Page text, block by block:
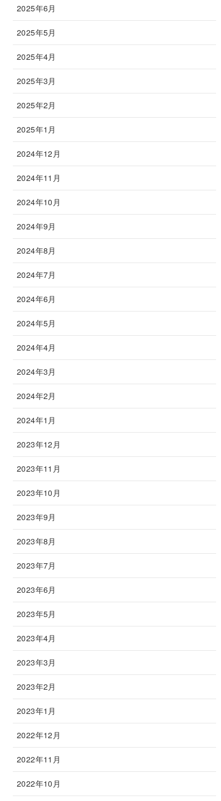
2025年6月
2025年5月
2025年4月
2025年3月
2025年2月
2025年1月
2024年12月
2024年11月
2024年10月
2024年9月
2024年8月
2024年7月
2024年6月
2024年5月
2024年4月
2024年3月
2024年2月
2024年1月
2023年12月
2023年11月
2023年10月
2023年9月
2023年8月
2023年7月
2023年6月
2023年5月
2023年4月
2023年3月
2023年2月
2023年1月
2022年12月
2022年11月
2022年10月